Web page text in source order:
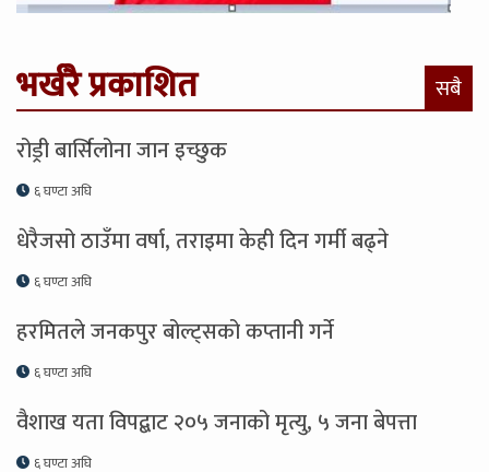
भर्खरै प्रकाशित सबै
रोड्री बार्सिलोना जान इच्छुक
६ घण्टा अघि
धेरैजसो ठाउँमा वर्षा, तराइमा केही दिन गर्मी बढ्ने
६ घण्टा अघि
हरमितले जनकपुर बोल्ट्सको कप्तानी गर्ने
६ घण्टा अघि
वैशाख यता विपद्बाट २०५ जनाको मृत्यु, ५ जना बेपत्ता
६ घण्टा अघि